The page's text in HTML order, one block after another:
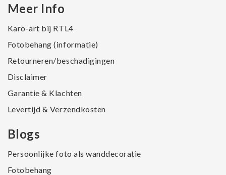
Meer Info
Karo-art bij RTL4
Fotobehang (informatie)
Retourneren/beschadigingen
Disclaimer
Garantie & Klachten
Levertijd & Verzendkosten
Blogs
Persoonlijke foto als wanddecoratie
Fotobehang